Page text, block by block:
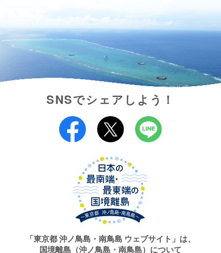
SNSでシェアしよう！
「東京都 沖ノ鳥島・南鳥島 ウェブサイト」は、
国境離島（沖ノ鳥島・南鳥島）について